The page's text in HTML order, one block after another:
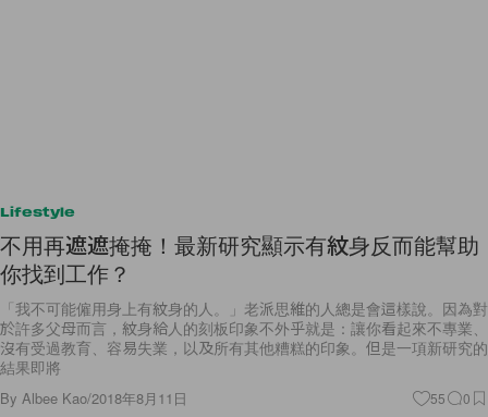
Lifestyle
不用再遮遮掩掩！最新研究顯示有紋身反而能幫助
你找到工作？
「我不可能僱用身上有紋身的人。」老派思維的人總是會這樣說。因為對
於許多父母而言，紋身給人的刻板印象不外乎就是：讓你看起來不專業、
沒有受過教育、容易失業，以及所有其他糟糕的印象。但是一項新研究的
結果即將
By Albee Kao/2018年8月11日 55 0